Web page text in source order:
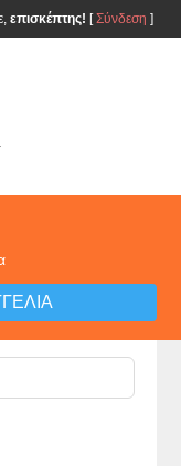
επισκέπτης! [Σύνδεση ]